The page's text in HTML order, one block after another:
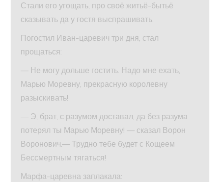
Стали его угощать, про своё житьё-бытьё
сказывать да у гостя выспрашивать.
Погостил Иван-царевич три дня, стал
прощаться:
— Не могу дольше гостить. Надо мне ехать,
Марью Моревну, прекрасную королевну
разыскивать!
— Э, брат, с разумом доставал, да без разума
потерял ты Марью Моревну! — сказал Ворон
Воронович.— Трудно тебе будет с Кощеем
Бессмертным тягаться!
Марфа-царевна заплакала: